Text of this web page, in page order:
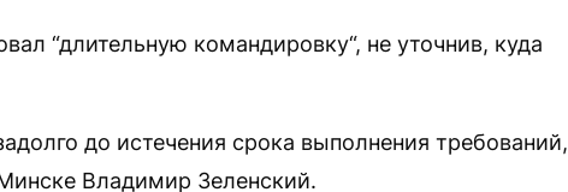
“длительную командировку“, не уточнив, куда
до истечения срока выполнения требований,
Владимир Зеленский.